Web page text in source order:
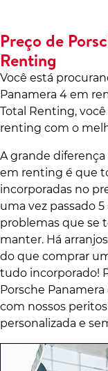
Preço de
Renting
Você está
Panamera 4 em
Total Renting,
renting com o
A grande
em renting é que
incorporadas no
uma vez passado
problemas que se
manter. Há
do que comprar
tudo incorporado!
Porsche
com nossos
personalizada e